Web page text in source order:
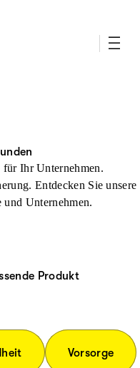
für Ihr Unternehmen.
Entdecken Sie unsere
und Unternehmen.
Produkt
Vorsorge